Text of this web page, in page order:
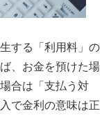
する「利用料」の
、お金を預けた場
合は「支払う対
で金利の意味は正